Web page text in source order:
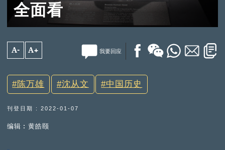
全面看
A- A+ 我要回应
陈万雄 沈从文 中国历史
刊登日期 : 2022-01-07
编辑︰黄皓颐